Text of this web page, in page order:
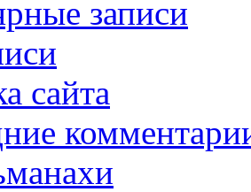
записи
сайта